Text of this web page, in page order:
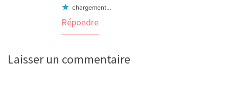
chargement…
Répondre
Laisser un commentaire